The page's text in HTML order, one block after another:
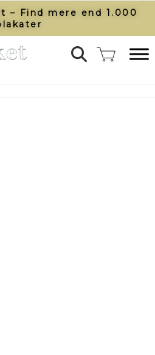
– Find mere end 1.000